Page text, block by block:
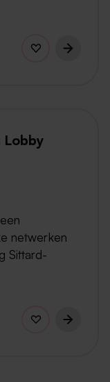
Lobby
netwerken
Sittard-